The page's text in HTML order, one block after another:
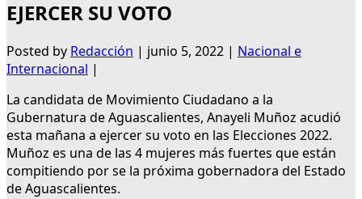
EJERCER SU VOTO
Posted by Redacción | junio 5, 2022 | Nacional e
Internacional |
La candidata de Movimiento Ciudadano a la
Gubernatura de Aguascalientes, Anayeli Muñoz acudió
esta mañana a ejercer su voto en las Elecciones 2022.
Muñoz es una de las 4 mujeres más fuertes que están
compitiendo por se la próxima gobernadora del Estado
de Aguascalientes.